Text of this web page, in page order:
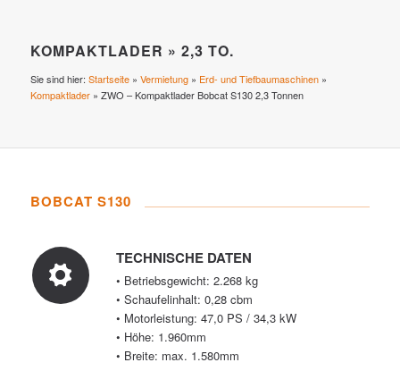
KOMPAKTLADER » 2,3 TO.
Sie sind hier: Startseite» Vermietung» Erd- und Tiefbaumaschinen»
Kompaktlader» ZWO – Kompaktlader Bobcat S130 2,3 Tonnen
BOBCAT S130
TECHNISCHE DATEN
• Betriebsgewicht: 2.268 kg
• Schaufelinhalt: 0,28 cbm
• Motorleistung: 47,0 PS / 34,3 kW
• Höhe: 1.960mm
• Breite: max. 1.580mm